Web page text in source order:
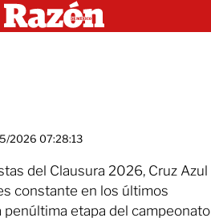
2026 07:28:13
del Clausura 2026, Cruz Azul
constante en los últimos
etapa del campeonato